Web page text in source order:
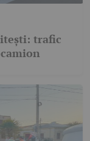
trafic